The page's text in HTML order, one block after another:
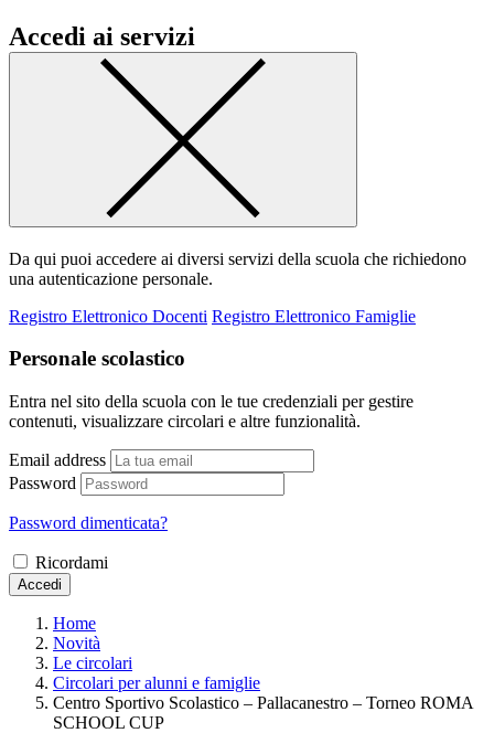
Accedi ai servizi
Da qui puoi accedere ai diversi servizi della scuola che richiedono
una autenticazione personale.
Registro Elettronico Docenti Registro Elettronico Famiglie
Personale scolastico
Entra nel sito della scuola con le tue credenziali per gestire
contenuti, visualizzare circolari e altre funzionalità.
Email address
Password
Password dimenticata?
Ricordami
Accedi
Home
Novità
Le circolari
Circolari per alunni e famiglie
Centro Sportivo Scolastico – Pallacanestro – Torneo ROMA
SCHOOL CUP